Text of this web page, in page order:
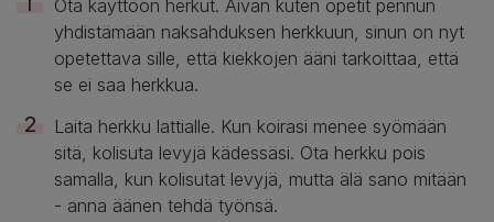
Ota käyttöön herkut. Aivan kuten opetit pennun
yhdistämään naksahduksen herkkuun, sinun on nyt
opetettava sille, että kiekkojen ääni tarkoittaa, että
se ei saa herkkua.
Laita herkku lattialle. Kun koirasi menee syömään
sitä, kolisuta levyjä kädessäsi. Ota herkku pois
samalla, kun kolisutat levyjä, mutta älä sano mitään
- anna äänen tehdä työnsä.